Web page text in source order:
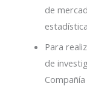
de
Para
de